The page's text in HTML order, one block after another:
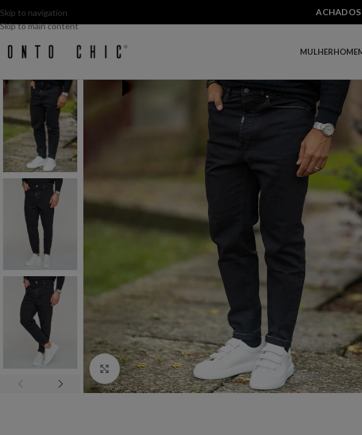
Skip to navigation
Skip to main content
ACHADOS
MULHER
Click to enlarge